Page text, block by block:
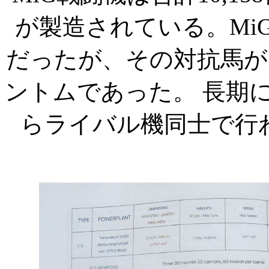
が製造されている。
だったが、その対抗馬
ントムであった。
長期
らライバル機同士で